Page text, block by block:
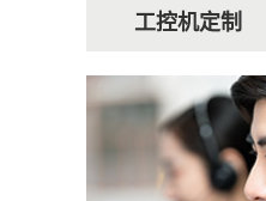
工控机定制